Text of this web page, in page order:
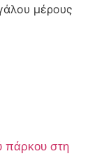
μέρους
πάρκου στη